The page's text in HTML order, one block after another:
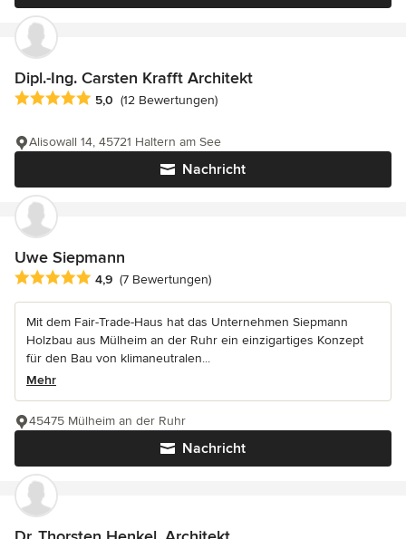
Dipl.-Ing. Carsten Krafft Architekt
Durchschnittliche Bewertung: 5 von 5 Sternen
5,0 (12 Bewertungen)
Nachricht
Alisowall 14, 45721 Haltern am See
Uwe Siepmann
Durchschnittliche Bewertung: 4.9 von 5 Sternen
4,9 (7 Bewertungen)
Mit dem Fair-Trade-Haus hat das Unternehmen Siepmann
Holzbau aus Mülheim an der Ruhr ein einzigartiges Konzept
für den Bau von klimaneutralen...
Mehr
Nachricht
45475 Mülheim an der Ruhr